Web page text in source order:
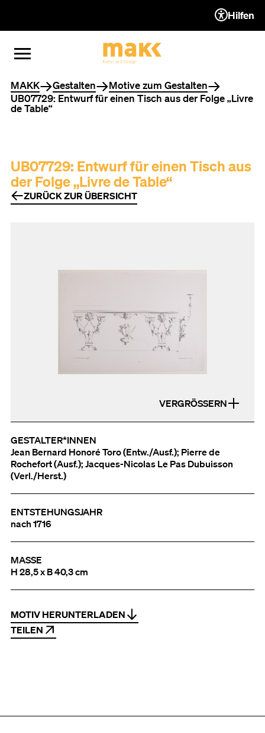
ZUM INHALT (ACCESSKEY 1)
ZUR NAVIGATION
ZUM FOOTER (ACCESSKEY 3)
MENÜ ÖFFNEN
MENÜ SCHLIESSEN
Hilfen
Sie befinden sich hier
MAKK Gestalten
Motive zum Gestalten
UB07729: Entwurf für einen Tisch aus der Folge „Livre
de Table“
UB07729: Entwurf für einen Tisch aus
der Folge „Livre de Table“
ZURÜCK ZUR ÜBERSICHT
VERGRÖSSERN
GESTALTER*INNEN
Jean Bernard Honoré Toro (Entw./Ausf.); Pierre de
Rochefort (Ausf.); Jacques-Nicolas Le Pas Dubuisson
(Verl./Herst.)
ENTSTEHUNGSJAHR
nach 1716
MASSE
H 28,5 x B 40,3 cm
MOTIV HERUNTERLADEN
TEILEN